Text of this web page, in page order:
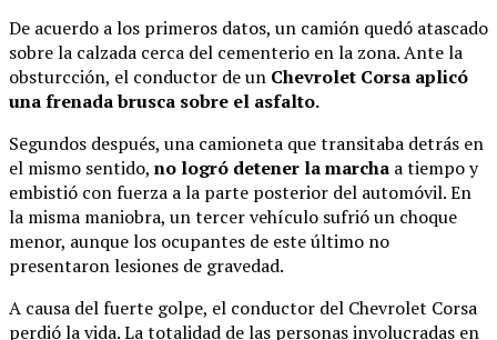
De acuerdo a los primeros datos, un camión quedó atascado
sobre la calzada cerca del cementerio en la zona. Ante la
obsturcción, el conductor de un Chevrolet Corsa aplicó
una frenada brusca sobre el asfalto.
Segundos después, una camioneta que transitaba detrás en
el mismo sentido, no logró detener la marcha a tiempo y
embistió con fuerza a la parte posterior del automóvil. En
la misma maniobra, un tercer vehículo sufrió un choque
menor, aunque los ocupantes de este último no
presentaron lesiones de gravedad.
A causa del fuerte golpe, el conductor del Chevrolet Corsa
perdió la vida. La totalidad de las personas involucradas en